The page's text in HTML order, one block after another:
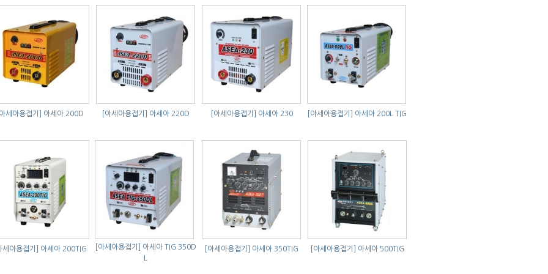
세아용접기] 아세아 200D [아세아용접기] 아세아 220D [아세아용접기] 아세아 230 [아세아용접기] 아세아 200L TIG
아용접기] 아세아 200TIG [아세아용접기]
아세아 TIG 350D
[아세아용접기] 아세아 350TIG [아세아용접기] 아세아 500TIG